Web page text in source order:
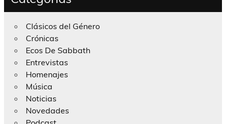
Clásicos del Género
Crónicas
Ecos De Sabbath
Entrevistas
Homenajes
Música
Noticias
Novedades